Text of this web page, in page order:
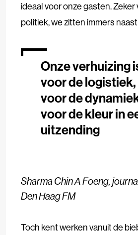
ideaal voor onze gasten. Zeker
politiek, we zitten immers
Onze verhuizing
voor de
voor de
voor de kleur in
uitzending
Sharma Chin A Foeng,
Den Haag FM
Toch kent werken vanuit de